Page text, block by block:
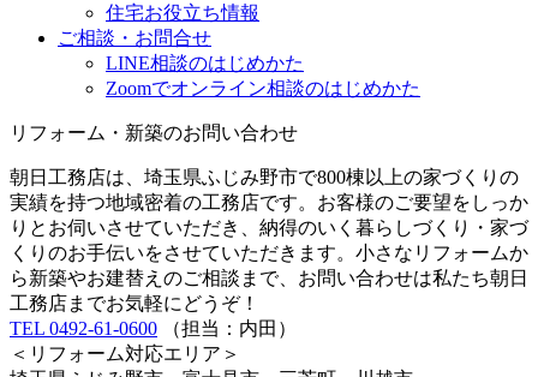
住宅お役立ち情報
ご相談・お問合せ
LINE相談のはじめかた
Zoomでオンライン相談のはじめかた
リフォーム・新築のお問い合わせ
朝日工務店は、埼玉県ふじみ野市で800棟以上の家づくりの
実績を持つ地域密着の工務店です。お客様のご要望をしっか
りとお伺いさせていただき、納得のいく暮らしづくり・家づ
くりのお手伝いをさせていただきます。小さなリフォームか
ら新築やお建替えのご相談まで、お問い合わせは私たち朝日
工務店までお気軽にどうぞ！
TEL 0492-61-0600 （担当：内田）
＜リフォーム対応エリア＞